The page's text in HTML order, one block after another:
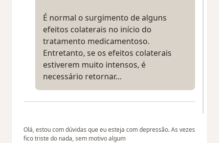
É normal o surgimento de alguns
efeitos colaterais no início do
tratamento medicamentoso.
Entretanto, se os efeitos colaterais
estiverem muito intensos, é
necessário retornar…
Olá, estou com dúvidas que eu esteja com depressão. As vezes
fico triste do nada, sem motivo algum